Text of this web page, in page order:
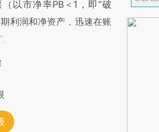
以市净率PB＜1，即“破
利润和净资产，迅速在账